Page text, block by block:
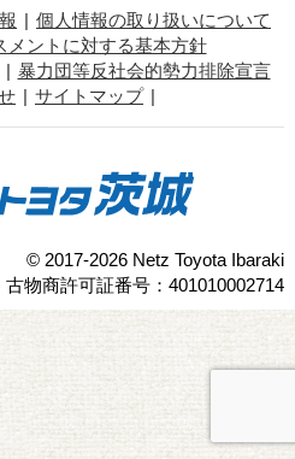
個人情報の取り扱いについて
メントに対する基本方針
暴力団等反社会的勢力排除宣言
サイトマップ
© 2017-2026 Netz Toyota Ibaraki
古物商許可証番号：401010002714